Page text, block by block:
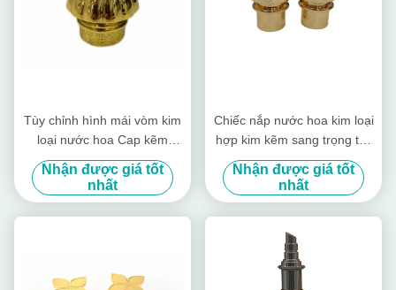
Tùy chỉnh hình mái vòm kim
loại nước hoa Cap kẽm
nước hoa thủy tinh nắp chai
Nhận được giá tốt
nhất
Chiếc nắp nước hoa kim loại
hợp kim kẽm sang trọng tùy
chỉnh Chiếc nắp chai nước
hoa Zamak
Nhận được giá tốt
nhất